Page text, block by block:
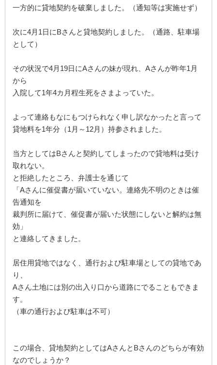
一方的に貸地契約を破棄しました。（通知等は実施せず）
次に4月1日にBさんと貸地契約しました。（通路、駐車場
として）
その状況で4月19日にAさんの妹が現れ、Aさんが昨年1月
から
入院して1年4カ月程生死をさまよっていた。
よって連絡もなにもつけられなく申し訳なかったと言って
貸地料を1年分（1月～12月）持参されました。
当方としてはBさんと契約してしまったので貸地料は受け
取れない。
と拒絶したところ、弁護士を通じて
「Aさんに催促書が届いていない。連絡先不明のときは催
告通知を
裁判所に届けて、催促書が届いた状態にしないと解約は無
効」
と連絡してきました。
居住用貸地ではなく、通行および駐車場としての貸地であ
り、
Aさん土地には別の出入り口から道路にでることもできま
す。
（車の通行および駐車は不可）
この場合、貸地契約としてはAさんとBさんのどちらが有効
なのでしょうか？